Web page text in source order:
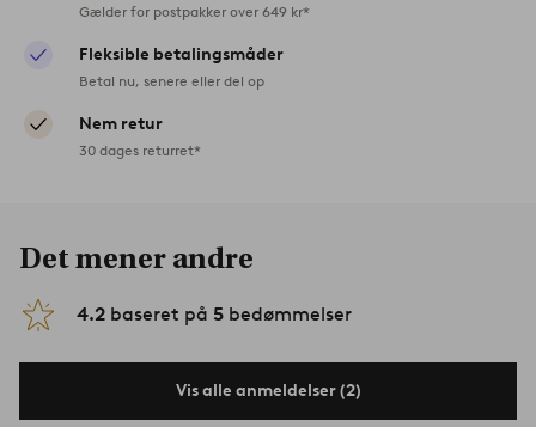
Gælder for postpakker over 649 kr*
Fleksible betalingsmåder
Betal nu, senere eller del op
Nem retur
30 dages returret*
Det mener andre
4.2 baseret på 5 bedømmelser
Vis alle anmeldelser (2)